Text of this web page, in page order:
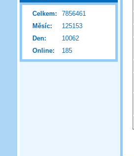
Online: 185
Celkem:
7856461
Měsíc:
125153
Den:
10062